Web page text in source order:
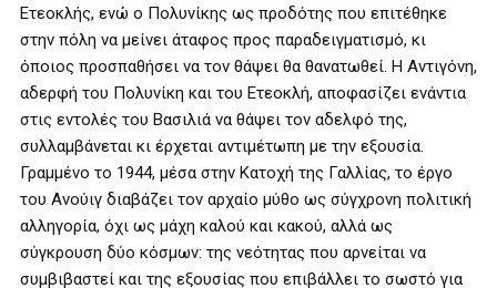
Ετεοκλής, ενώ ο Πολυνίκης ως προδότης που επιτέθηκε
στην πόλη να μείνει άταφος προς παραδειγματισμό, κι
όποιος προσπαθήσει να τον θάψει θα θανατωθεί. Η Αντιγόνη,
αδερφή του Πολυνίκη και του Ετεοκλή, αποφασίζει ενάντια
στις εντολές του Βασιλιά να θάψει τον αδελφό της,
συλλαμβάνεται κι έρχεται αντιμέτωπη με την εξουσία.
Γραμμένο το 1944, μέσα στην Κατοχή της Γαλλίας, το έργο
του Ανούιγ διαβάζει τον αρχαίο μύθο ως σύγχρονη πολιτική
αλληγορία, όχι ως μάχη καλού και κακού, αλλά ως
σύγκρουση δύο κόσμων: της νεότητας που αρνείται να
συμβιβαστεί και της εξουσίας που επιβάλλει το σωστό για